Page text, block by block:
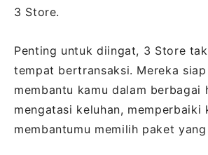
3 Store.
Penting untuk diingat, 3 Store
tempat bertransaksi. Mereka
membantu kamu dalam berbagai
mengatasi keluhan, memperbaiki
membantumu memilih paket